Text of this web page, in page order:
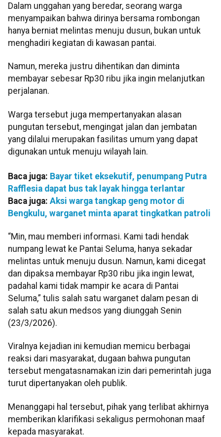
Dalam unggahan yang beredar, seorang warga
menyampaikan bahwa dirinya bersama rombongan
hanya berniat melintas menuju dusun, bukan untuk
menghadiri kegiatan di kawasan pantai.
Namun, mereka justru dihentikan dan diminta
membayar sebesar Rp30 ribu jika ingin melanjutkan
perjalanan.
Warga tersebut juga mempertanyakan alasan
pungutan tersebut, mengingat jalan dan jembatan
yang dilalui merupakan fasilitas umum yang dapat
digunakan untuk menuju wilayah lain.
Baca juga: Bayar tiket eksekutif, penumpang Putra
Rafflesia dapat bus tak layak hingga terlantar
Baca juga: Aksi warga tangkap geng motor di
Bengkulu, warganet minta aparat tingkatkan patroli
“Min, mau memberi informasi. Kami tadi hendak
numpang lewat ke Pantai Seluma, hanya sekadar
melintas untuk menuju dusun. Namun, kami dicegat
dan dipaksa membayar Rp30 ribu jika ingin lewat,
padahal kami tidak mampir ke acara di Pantai
Seluma,” tulis salah satu warganet dalam pesan di
salah satu akun medsos yang diunggah Senin
(23/3/2026).
Viralnya kejadian ini kemudian memicu berbagai
reaksi dari masyarakat, dugaan bahwa pungutan
tersebut mengatasnamakan izin dari pemerintah juga
turut dipertanyakan oleh publik.
Menanggapi hal tersebut, pihak yang terlibat akhirnya
memberikan klarifikasi sekaligus permohonan maaf
kepada masyarakat.